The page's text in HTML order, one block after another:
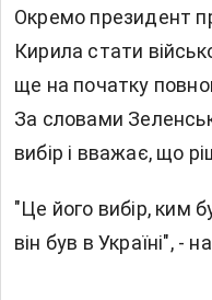
Окремо президент
Кирила стати
ще на початку
За словами
вибір і вважає, що
"Це його вибір, ким
він був в Україні", -